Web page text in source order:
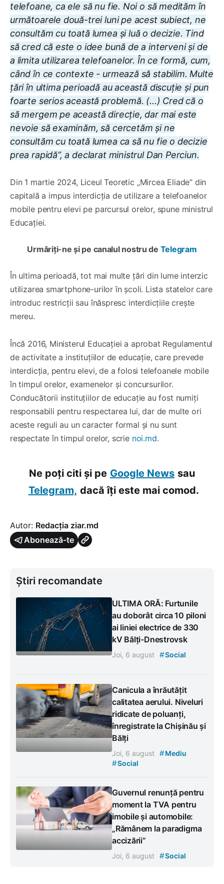
telefoane, ca ele să nu fie. Noi o să medităm în
următoarele două-trei luni pe acest subiect, ne
consultăm cu toată lumea și luă o decizie. Tind
să cred că este o idee bună de a interveni și de
a limita utilizarea telefoanelor. În ce formă, cum,
când în ce contexte - urmează să stabilim. Multe
țări în ultima perioadă au această discuție și pun
foarte serios această problemă. (...) Cred că o
să mergem pe această direcție, dar mai este
nevoie să examinăm, să cercetăm și ne
consultăm cu toată lumea ca să nu fie o decizie
prea rapidă”, a declarat ministrul Dan Perciun.
Din 1 martie 2024, Liceul Teoretic „Mircea Eliade” din
capitală a impus interdicția de utilizare a telefoanelor
mobile pentru elevi pe parcursul orelor, spune ministrul
Educației.
Urmăriți-ne și pe canalul nostru de Telegram
În ultima perioadă, tot mai multe țări din lume interzic
utilizarea smartphone-urilor în școli. Lista statelor care
introduc restricții sau înăspresc interdicțiile crește
mereu.
Încă 2016, Ministerul Educației a aprobat Regulamentul
de activitate a instituțiilor de educație, care prevede
interdicția, pentru elevi, de a folosi telefoanele mobile
în timpul orelor, examenelor și concursurilor.
Conducătorii instituțiilor de educație au fost numiți
responsabili pentru respectarea lui, dar de multe ori
aceste reguli au un caracter formal și nu sunt
respectate în timpul orelor, scrie noi.md.
Ne poți citi și pe Google News sau
Telegram, dacă îți este mai comod.
Autor: Redacția ziar.md
Abonează-te
Știri recomandate
ULTIMA ORĂ: Furtunile
au doborât circa 10 piloni
ai liniei electrice de 330
kV Bălți-Dnestrovsk
Joi, 6 august #Social
Canicula a înrăutățit
calitatea aerului. Niveluri
ridicate de poluanți,
înregistrate la Chișinău și
Bălți
Joi, 6 august #Mediu
#Social
Guvernul renunță pentru
moment la TVA pentru
imobile și automobile:
„Rămânem la paradigma
accizării”
Joi, 6 august #Social